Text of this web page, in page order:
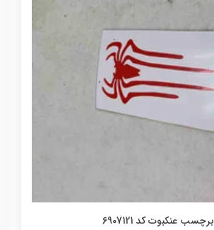
برچسب عنکبوت کد 6907121